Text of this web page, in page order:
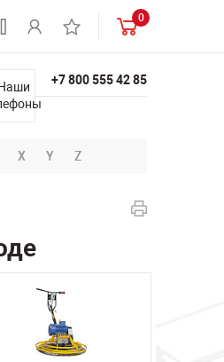
0
+7 800 555 42 85
X Y Z